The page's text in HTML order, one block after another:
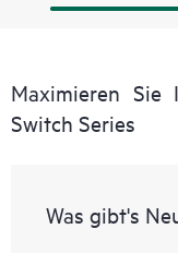
Maximieren Sie
Switch Series
Was gibt's